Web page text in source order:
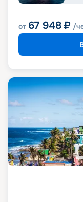
от 67 948 ₽ /